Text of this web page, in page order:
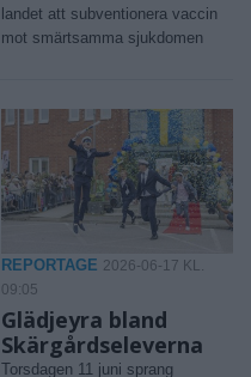
landet att subventionera vaccin
mot smärtsamma sjukdomen
REPORTAGE 2026-06-17 KL.
09:05
Glädjeyra bland
Skärgårdseleverna
Torsdagen 11 juni sprang